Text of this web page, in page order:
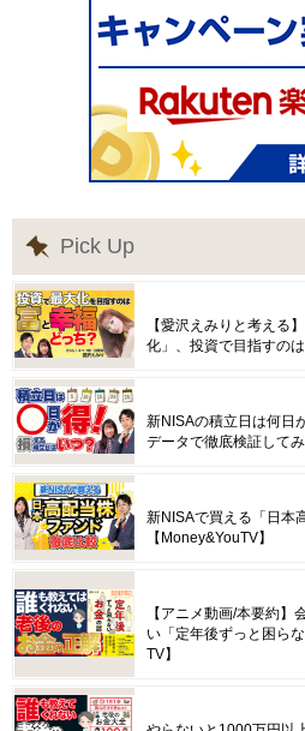
Pick Up
【愛沢えみりと考える
化」、投資で目指すの
新NISAの積立日は何日
データで徹底検証して
新NISAで買える「日本
【Money&YouTV】
【アニメ動画/本要約】
い「定年後ずっと困ら
TV】